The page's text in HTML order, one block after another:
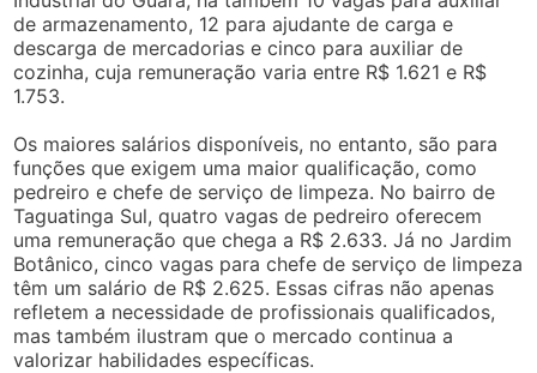
de armazenamento, 12 para ajudante de carga e
descarga de mercadorias e cinco para auxiliar de
cozinha, cuja remuneração varia entre R$ 1.621 e R$
1.753.
Os maiores salários disponíveis, no entanto, são para
funções que exigem uma maior qualificação, como
pedreiro e chefe de serviço de limpeza. No bairro de
Taguatinga Sul, quatro vagas de pedreiro oferecem
uma remuneração que chega a R$ 2.633. Já no Jardim
Botânico, cinco vagas para chefe de serviço de limpeza
têm um salário de R$ 2.625. Essas cifras não apenas
refletem a necessidade de profissionais qualificados,
mas também ilustram que o mercado continua a
valorizar habilidades específicas.